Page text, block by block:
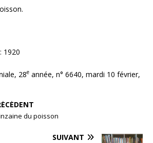
1920
28e année, n° 6640, mardi 10 février,
du poisson
SUIVANT